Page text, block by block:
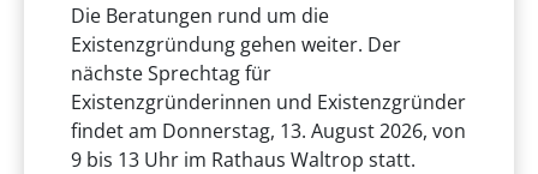
Die Beratungen rund um die
Existenzgründung gehen weiter. Der
nächste Sprechtag für
Existenzgründerinnen und Existenzgründer
findet am Donnerstag, 13. August 2026, von
9 bis 13 Uhr im Rathaus Waltrop statt.